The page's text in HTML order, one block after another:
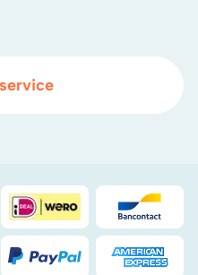
& bollenstreek
iDeal
PayPal